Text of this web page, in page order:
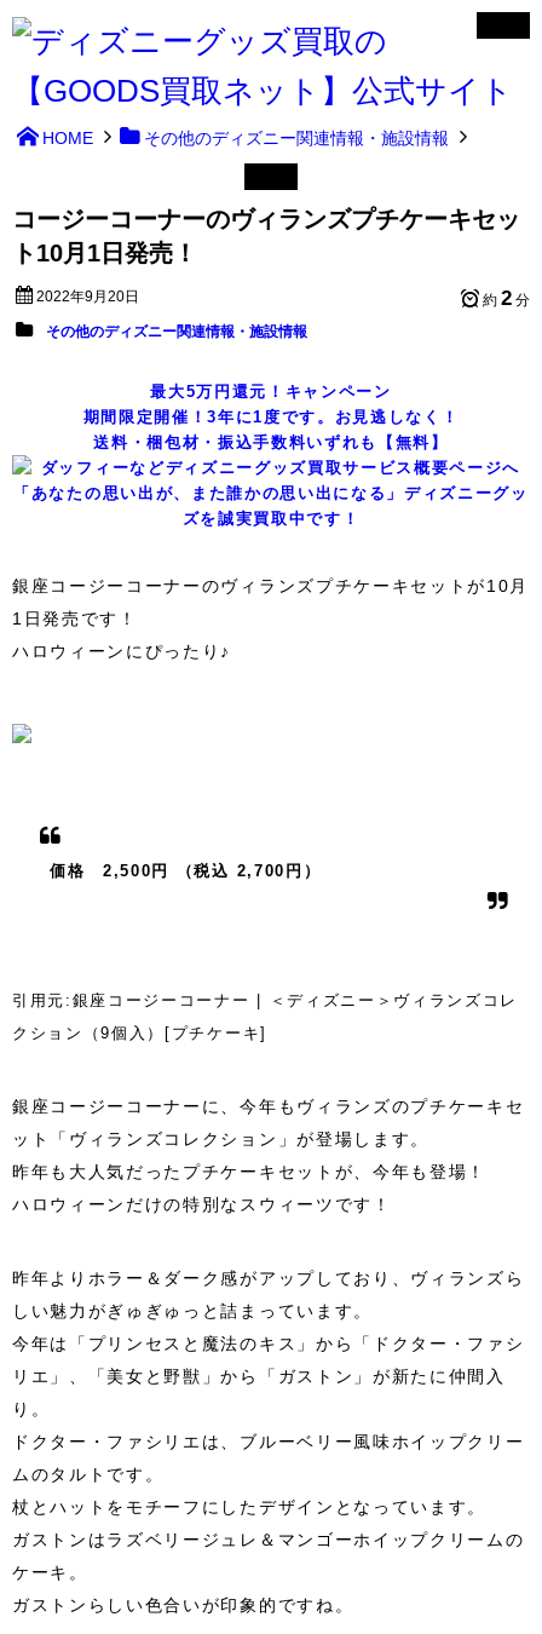
HOME その他のディズニー関連情報・施設情報
コージーコーナーのヴィランズプチケーキセッ
ト10月1日発売！
2022年9月20日 約 2 分
その他のディズニー関連情報・施設情報
最大5万円還元！キャンペーン
期間限定開催！3年に1度です。お見逃しなく！
送料・梱包材・振込手数料いずれも【無料】
「あなたの思い出が、また誰かの思い出になる」ディズニーグッ
ズを誠実買取中です！
銀座コージーコーナーのヴィランズプチケーキセットが10月
1日発売です！
ハロウィーンにぴったり♪
価格 2,500円 （税込 2,700円）
引用元:銀座コージーコーナー | ＜ディズニー＞ヴィランズコレ
クション（9個入）[プチケーキ]
銀座コージーコーナーに、今年もヴィランズのプチケーキセ
ット「ヴィランズコレクション」が登場します。
昨年も大人気だったプチケーキセットが、今年も登場！
ハロウィーンだけの特別なスウィーツです！
昨年よりホラー＆ダーク感がアップしており、ヴィランズら
しい魅力がぎゅぎゅっと詰まっています。
今年は「プリンセスと魔法のキス」から「ドクター・ファシ
リエ」、「美女と野獣」から「ガストン」が新たに仲間入
り。
ドクター・ファシリエは、ブルーベリー風味ホイップクリー
ムのタルトです。
杖とハットをモチーフにしたデザインとなっています。
ガストンはラズベリージュレ＆マンゴーホイップクリームの
ケーキ。
ガストンらしい色合いが印象的ですね。